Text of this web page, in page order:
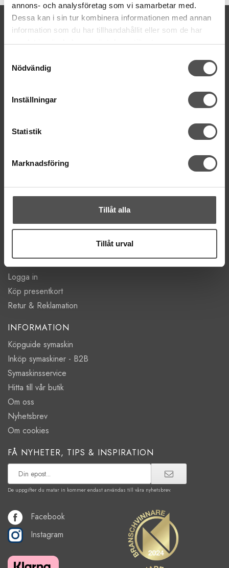
annons- och analysföretag som vi samarbetar med.
Dessa kan i sin tur kombinera informationen med annan
information som du har tillhandahållit eller som de har
samlat in när du har använt deras tjänster.
Nödvändig
Inställningar
Statistik
Marknadsföring
Tillåt alla
Tillåt urval
KONTAKTA OSS
Tel. 018-150525
Kungsgatan 70E, 753 41 Uppsala
Lörd Stängt Juli-Aug
© Copyrightskyddat material på sidan. Sevillkor
Villkor
Mina favoriter
Logga in
Köp presentkort
Retur & Reklamation
INFORMATION
Köpguide symaskin
Inköp symaskiner - B2B
Symaskinsservice
Hitta till vår butik
Om oss
Nyhetsbrev
Om cookies
FÅ NYHETER, TIPS & INSPIRATION
De uppgifter du matar in kommer endast användas till våra nyhetsbrev.
Facebook
Instagram